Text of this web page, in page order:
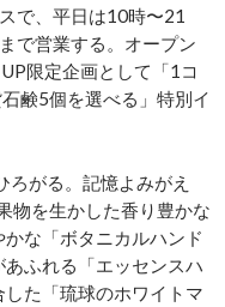
で、平日は10時〜21
で営業する。オープン
限定企画として「1コ
鹸5個を選べる」特別イ
がる。記憶よみがえ
物を生かした香り豊かな
な「ボタニカルハンド
ふれる「エッセンスハ
た「琉球のホワイトマ